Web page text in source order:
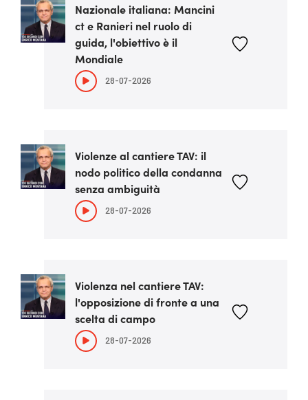
Nazionale italiana: Mancini
ct e Ranieri nel ruolo di
guida, l'obiettivo è il
Mondiale
28-07-2026
Violenze al cantiere TAV: il
nodo politico della condanna
senza ambiguità
28-07-2026
Violenza nel cantiere TAV:
l'opposizione di fronte a una
scelta di campo
28-07-2026